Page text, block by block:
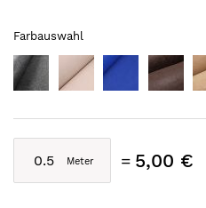
Farbauswahl
5,00 €